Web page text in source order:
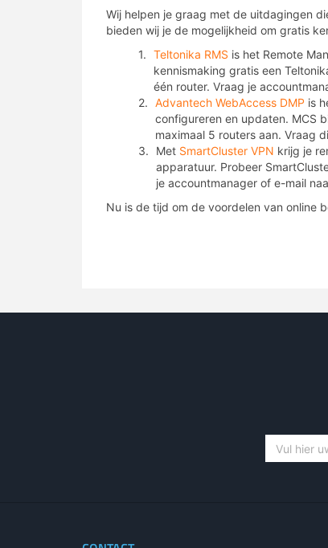
Wij helpen je graag met de uitdagingen
bieden wij je de mogelijkheid om gratis
Teltonika RMS is het Remote
kennismaking gratis een
één router. Vraag je
Advantech WebAccess DMP is
configureren en updaten. MCS
maximaal 5 routers aan. Vraag
Met SmartCluster VPN krijg je
apparatuur. Probeer
je accountmanager of e-mail
Nu is de tijd om de voordelen van online